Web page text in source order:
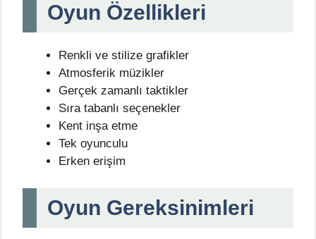
Oyun Özellikleri
Renkli ve stilize grafikler
Atmosferik müzikler
Gerçek zamanlı taktikler
Sıra tabanlı seçenekler
Kent inşa etme
Tek oyunculu
Erken erişim
Oyun Gereksinimleri